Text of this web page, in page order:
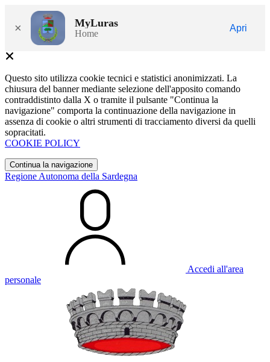
× MyLuras
Home
Apri
Questo sito utilizza cookie tecnici e statistici anonimizzati. La
chiusura del banner mediante selezione dell'apposito comando
contraddistinto dalla X o tramite il pulsante "Continua la
navigazione" comporta la continuazione della navigazione in
assenza di cookie o altri strumenti di tracciamento diversi da quelli
sopracitati.
COOKIE POLICY
Continua la navigazione
Regione Autonoma della Sardegna
Accedi all'area
personale